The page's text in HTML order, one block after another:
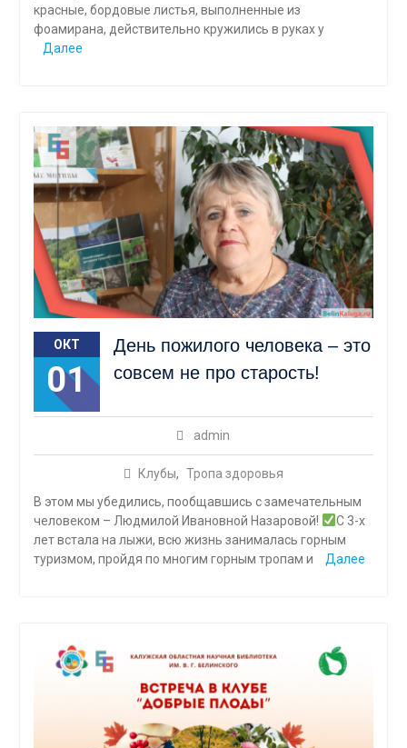
красные, бордовые листья, выполненные из
фоамирана, действительно кружились в руках у
Далее
ОКТ
01
День пожилого человека – это
совсем не про старость!
admin
Клубы, Тропа здоровья
В этом мы убедились, пообщавшись с замечательным
человеком – Людмилой Ивановной Назаровой!
С 3-х
лет встала на лыжи, всю жизнь занималась горным
туризмом, пройдя по многим горным тропам и
Далее